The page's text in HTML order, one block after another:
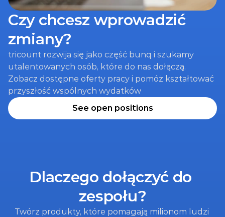
Czy chcesz wprowadzić
zmiany?
tricount rozwija się jako część bunq i szukamy
utalentowanych osób, które do nas dołączą.
Zobacz dostępne oferty pracy i pomóż kształtować
przyszłość wspólnych wydatków
See open positions
Dlaczego dołączyć do
zespołu?
Twórz produkty, które pomagają milionom ludzi